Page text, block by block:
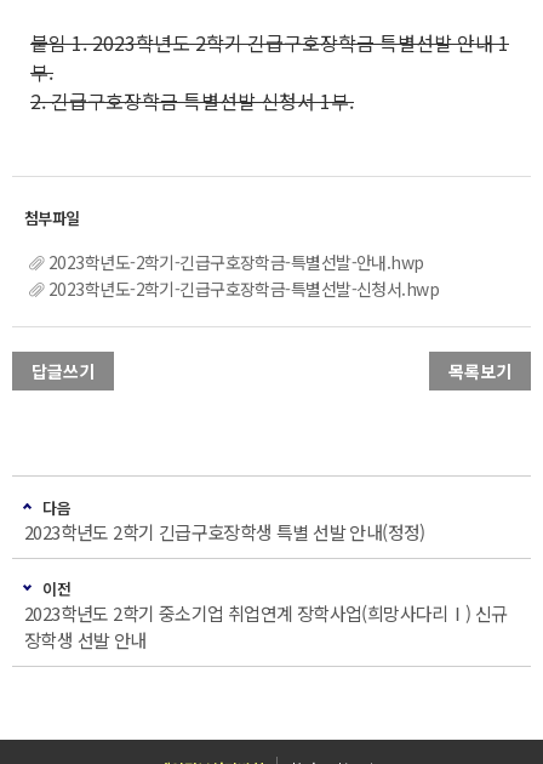
붙임 1. 2023학년도 2학기 긴급구호장학금 특별선발 안내 1
부.
2. 긴급구호장학금 특별선발 신청서 1부.
2023학년도-2학기-긴급구호장학금-특별선발-안내.hwp
2023학년도-2학기-긴급구호장학금-특별선발-신청서.hwp
답글쓰기 목록보기
다음
2023학년도 2학기 긴급구호장학생 특별 선발 안내(정정)
이전
2023학년도 2학기 중소기업 취업연계 장학사업(희망사다리Ⅰ) 신규
장학생 선발 안내